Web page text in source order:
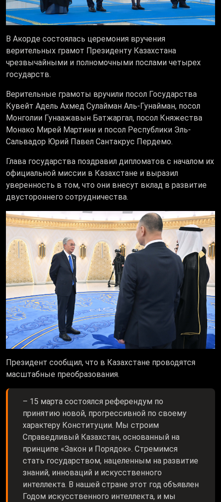
В Акорде состоялась церемония вручения
верительных грамот Президенту Казахстана
чрезвычайными и полномочными послами четырех
государств.
Верительные грамоты вручили посол Государства
Кувейт Адель Ахмед Сулайман Аль-Гунайман, посол
Монголии Гунаажавын Батжаргал, посол Княжества
Монако Мирей Мартини и посол Республики Эль-
Сальвадор Юрий Павел Сантакрус Пердемо.
Глава государства поздравил дипломатов с началом их
официальной миссии в Казахстане и выразил
уверенность в том, что они внесут вклад в развитие
двустороннего сотрудничества.
Президент сообщил, что в Казахстане проводятся
масштабные преобразования.
– 15 марта состоялся референдум по
принятию новой, прогрессивной по своему
характеру Конституции. Мы строим
Справедливый Казахстан, основанный на
принципе «Закон и Порядок». Стремимся
стать государством, нацеленным на развитие
знаний, инноваций и искусственного
интеллекта. В нашей стране этот год объявлен
Годом искусственного интеллекта, и мы